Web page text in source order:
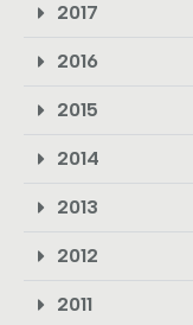
2017
2016
2015
2014
2013
2012
2011